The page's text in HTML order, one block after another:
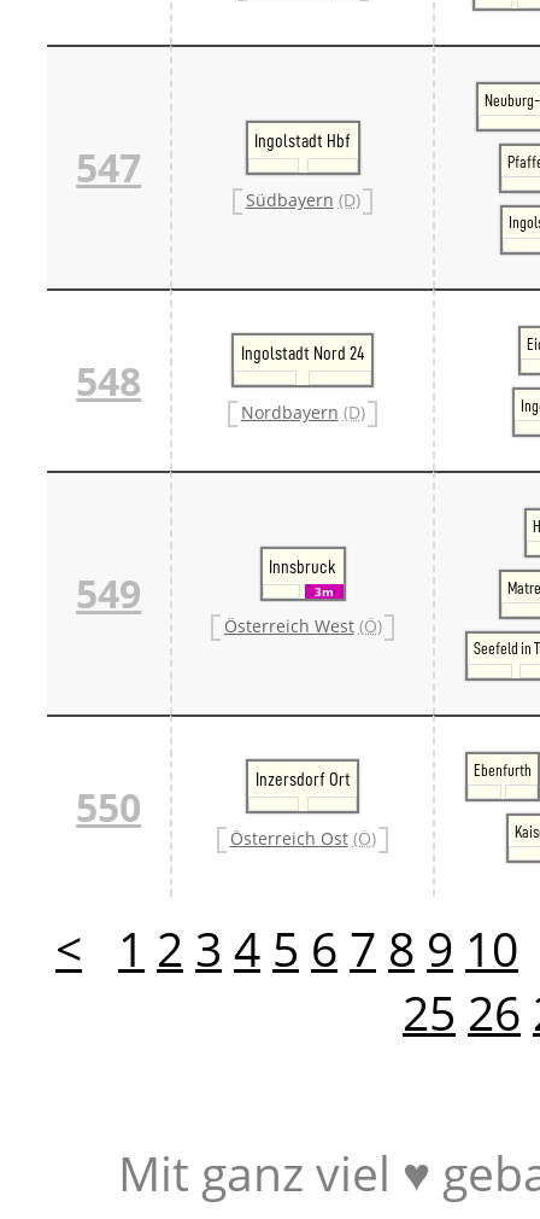
547
Ingolstadt Hbf
Südbayern (D)
548
Ingolstadt Nord 24
Nordbayern (D)
549
Innsbruck
3m
Österreich West (Ö)
Seefeld in
550
Inzersdorf Ort
Österreich Ost (Ö)
Ebenfurth
< 1 2 3 4 5 6 7 8 9 10
25 26
Mit ganz viel ♥